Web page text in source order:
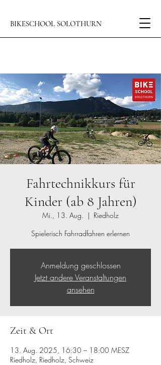
BIKESCHOOL SOLOTHURN
Fahrtechnikkurs für
Kinder (ab 8 Jahren)
Mi., 13. Aug.
  |
Riedholz
Spielerisch Fahrradfahren erlernen
Anmeldung geschlossen
Jetzt andere Veranstaltungen
ansehen
Zeit & Ort
13. Aug. 2025, 16:30 – 18:00 MESZ
Riedholz, Riedholz, Schweiz